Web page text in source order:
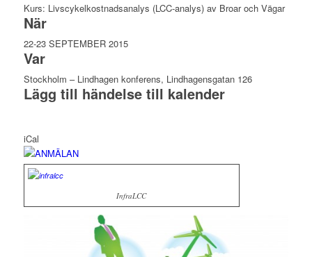
Kurs: Livscykelkostnadsanalys (LCC-analys) av Broar och Vägar
När
22-23 SEPTEMBER 2015
Var
Stockholm – Lindhagen konferens, Lindhagensgatan 126
Lägg till händelse till kalender
iCal
InfraLCC